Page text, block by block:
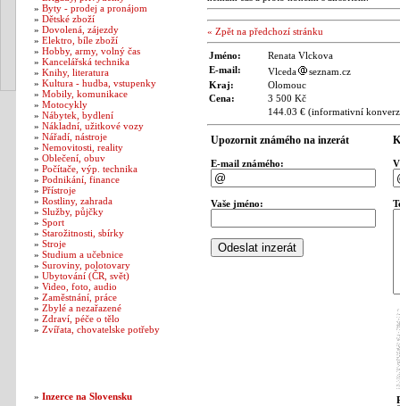
» Byty - prodej a pronájom
» Dětské zboží
» Dovolená, zájezdy
» Elektro, bíle zboží
» Hobby, army, volný čas
» Kancelářská technika
» Knihy, literatura
» Kultura - hudba, vstupenky
» Mobily, komunikace
» Motocykly
» Nábytek, bydlení
» Nákladní, užitkové vozy
» Nářadí, nástroje
» Nemovitosti, reality
» Oblečení, obuv
» Počítače, výp. technika
» Podnikání, finance
» Přístroje
» Rostliny, zahrada
» Služby, půjčky
» Sport
» Starožitnosti, sbírky
» Stroje
» Studium a učebnice
» Suroviny, polotovary
» Ubytování (ČR, svět)
» Video, foto, audio
» Zaměstnání, práce
» Zbylé a nezařazené
» Zdraví, péče o tělo
» Zvířata, chovatelske potřeby
» Inzerce na Slovensku
« Zpět na předchozí stránku
Jméno:
Renata Vlckova
E-mail:
Vlceda
seznam.cz
Kraj:
Olomouc
Cena:
3 500 Kč
144.03 € (informativní
Upozornit známého na inzerát
E-mail známého:
Vaše jméno: